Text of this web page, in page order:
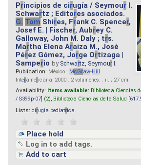
Principios de cirugía / Seymour I.
Schwartz ; Editores asociados.
G. Tom Shires, Frank C. Spencer,
Josef E. | Fischer, Aubrey C.
Galloway, John M. Daly ; trs.
Martha Elena Araiza M., José
Pérez Gómez, Jorge Ortizaga |
Samperio by Schwartz, Seymour I.
Publication: México : McGraw-Hill
Interamericana, 2000 . 2 volumenes. : il. ; 27 cm.
Availability: Items available: Biblioteca Ciencias
/ S399p-07 ] (2), Biblioteca Ciencias de la Salud [
Lists: cirugia pediatrica
Place hold
Log in to add tags.
Add to cart